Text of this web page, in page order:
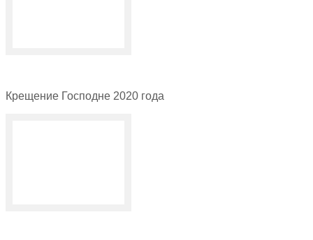
Крещение Господне 2020 года